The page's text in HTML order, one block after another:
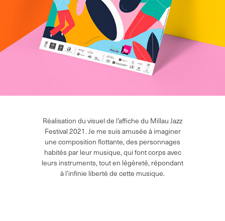
Réalisation du visuel de l’affiche du Millau Jazz
Festival 2021. Je me suis amusée à imaginer
une composition flottante, des personnages
habités par leur musique, qui font corps avec
leurs instruments, tout en légèreté, répondant
à l’infinie liberté de cette musique.